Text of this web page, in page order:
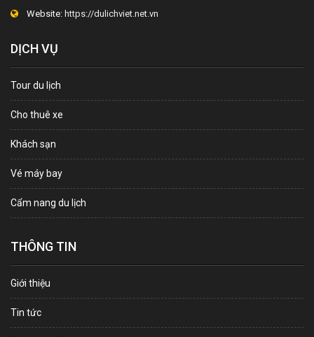
Website: https://dulichviet.net.vn
DỊCH VỤ
Tour du lịch
Cho thuê xe
Khách sạn
Vé máy bay
Cẩm nang du lịch
THÔNG TIN
Giới thiệu
Tin tức